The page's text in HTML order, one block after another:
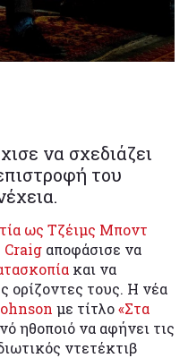
να σχεδιάζει
του
ως Τζέιμς Μποντ
Craig αποφάσισε να
και να
ορίζοντες τους. Η νέα
με τίτλο«Στα
ηθοποιό να αφήνει τις
ντετέκτιβ